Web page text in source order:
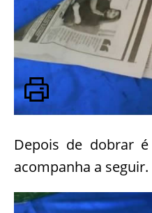
Depois de dobrar
acompanha a seguir.